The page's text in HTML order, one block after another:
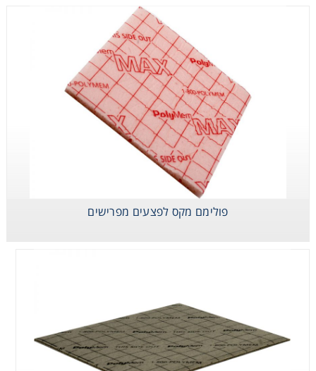
פולימם מקס לפצעים מפרישים
פולימם וויק לפצעים
עמוקים
פולימם מקס
לפצעים מפרישים
לפצעים מזוהמים